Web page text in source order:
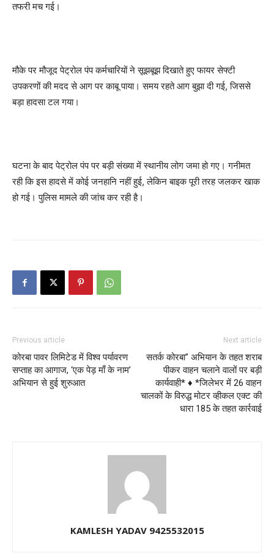
तफरी मच गई।
मौके पर मौजूद पेट्रोल पंप कर्मचारियों ने सूझबूझ दिखाते हुए फायर सेफ्टी
उपकरणों की मदद से आग पर काबू पाया। समय रहते आग बुझा दी गई, जिससे
बड़ा हादसा टल गया।
घटना के बाद पेट्रोल पंप पर बड़ी संख्या में स्थानीय लोग जमा हो गए। गनीमत
रही कि इस हादसे में कोई जनहानि नहीं हुई, लेकिन बाइक पूरी तरह जलकर खाक
हो गई। पुलिस मामले की जांच कर रही है।
Previous article
कोरबा पावर लिमिटेड में विश्व पर्यावरण
सप्ताह का आगाज, ‘एक पेड़ माँ के नाम’
अभियान से हुई शुरुआत
Next article
सतर्क कोरबा” अभियान के तहत शराब
पीकर वाहन चलाने वालों पर बड़ी
कार्यवाही* ♦️ *जिलेभर में 26 वाहन
चालकों के विरुद्ध मोटर व्हीकल एक्ट की
धारा 185 के तहत कार्रवाई
KAMLESH YADAV 9425532015